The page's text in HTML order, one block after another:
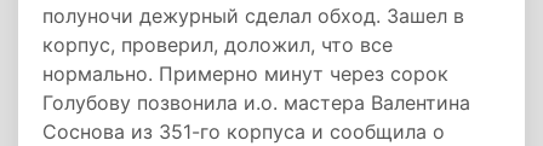
полуночи дежурный сделал обход. Зашел в
корпус, проверил, доложил, что все
нормально. Примерно минут через сорок
Голубову позвонила и.о. мастера Валентина
Соснова из 351-го корпуса и сообщила о